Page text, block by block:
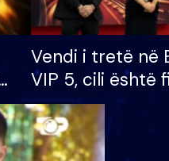
Vendi i tretë në
VIP 5, cili është
radhës që lë